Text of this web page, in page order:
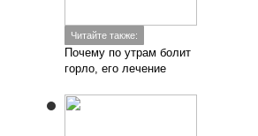
Читайте также:
Почему по утрам болит
горло, его лечение